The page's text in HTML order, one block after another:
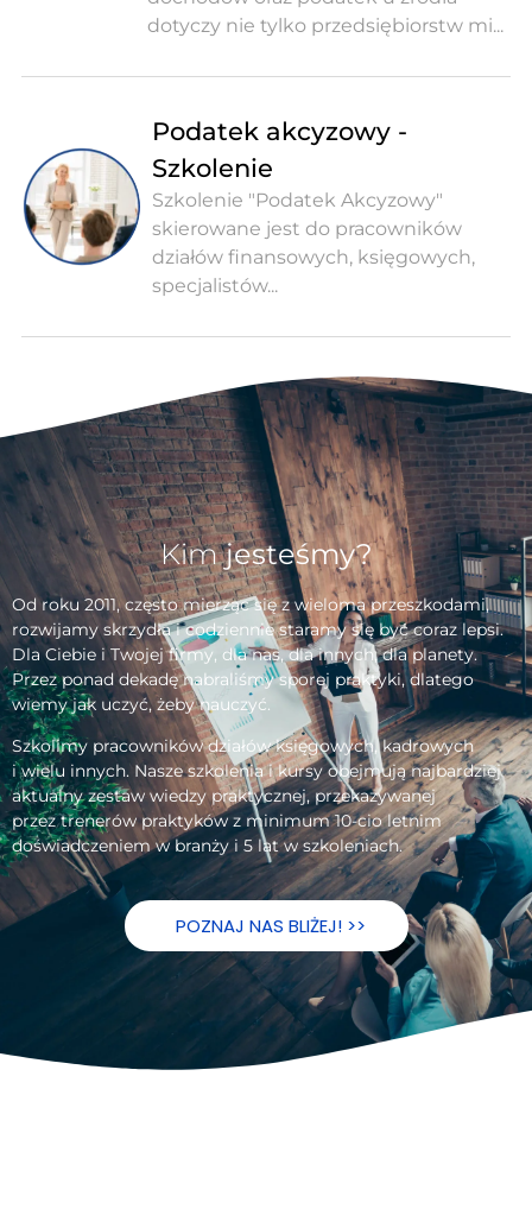
dotyczy nie tylko przedsiębiorstw mi...
Podatek akcyzowy -
Szkolenie
Szkolenie "Podatek Akcyzowy"
skierowane jest do pracowników
działów finansowych, księgowych,
specjalistów...
Kimjesteśmy?
Od roku 2011, często mierząc się z wieloma przeszkodami,
rozwijamy skrzydła i codziennie staramy się być coraz lepsi.
Dla Ciebie i Twojej firmy, dla nas, dla innych, dla planety.
Przez ponad dekadę nabraliśmy sporej praktyki, dlatego
wiemy jak uczyć, żeby nauczyć.
Szkolimy pracowników działów księgowych, kadrowych
i wielu innych. Nasze szkolenia i kursy obejmują najbardziej
aktualny zestaw wiedzy praktycznej, przekazywanej
przez trenerów praktyków z minimum 10-cio letnim
doświadczeniem w branży i 5 lat w szkoleniach.
POZNAJ NAS BLIŻEJ! >>